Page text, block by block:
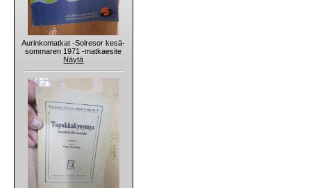
Aurinkomatkat -Solresor kesä-
sommaren 1971 -matkaesite
Näytä